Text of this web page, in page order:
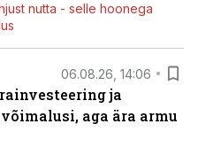
nutta - selle hoonega
06.08.26, 14:06
ja
aga ära armu